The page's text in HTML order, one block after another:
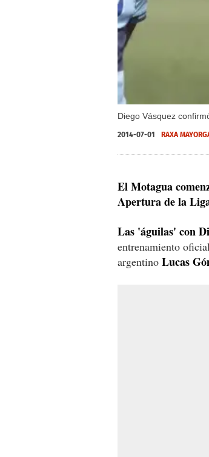
Diego Vásquez
2014-07-01 RAXA
El Motagua
Apertura de la
Las 'águilas' con
entrenamiento
argentino Lucas